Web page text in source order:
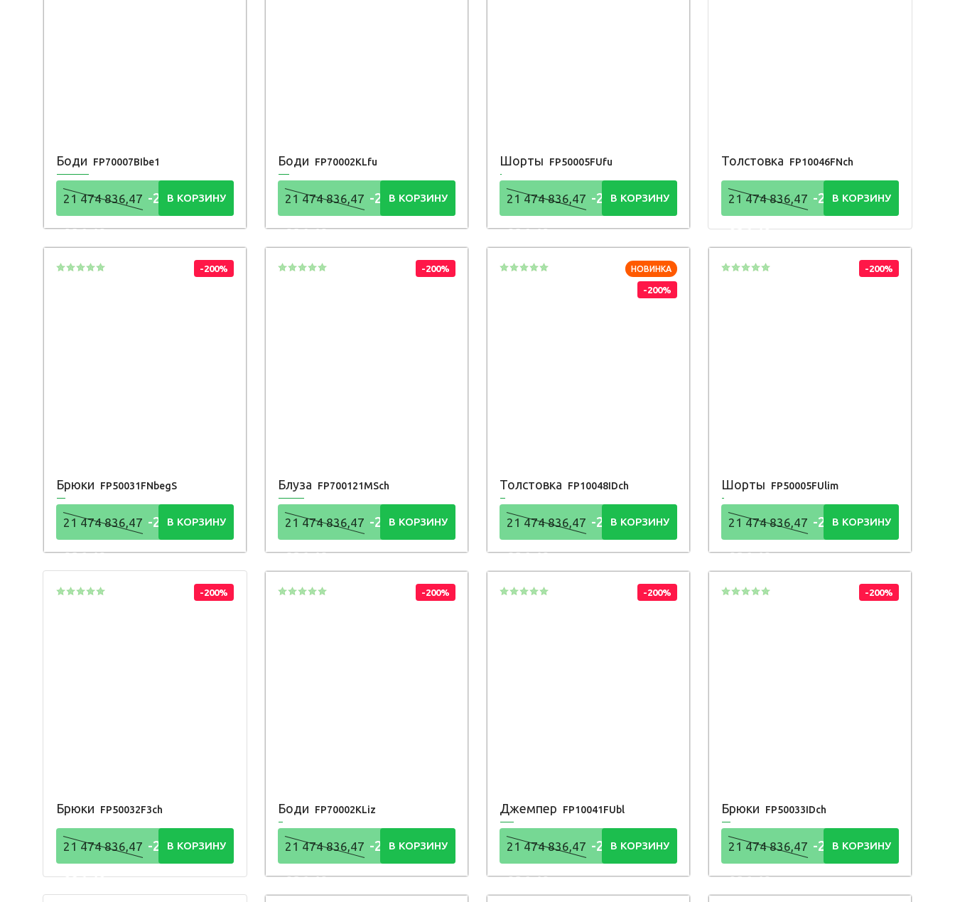
Боди FP70007BIbe1
21 474 836,47 -21 474
836,48Р
В КОРЗИНУ
Боди FP70002KLfu
21 474 836,47 -21 474
836,48Р
В КОРЗИНУ
Шорты FP50005FUfu
21 474 836,47 -21 474
836,48Р
В КОРЗИНУ
Толстовка FP10046FNch
21 474 836,47 -21 474
836,48Р
В КОРЗИНУ
-200%
Брюки FP50031FNbegS
21 474 836,47 -21 474
836,48Р
В КОРЗИНУ
-200%
Блуза FP700121MSch
21 474 836,47 -21 474
836,48Р
В КОРЗИНУ
НОВИНКА
-200%
Толстовка FP10048IDch
21 474 836,47 -21 474
836,48Р
В КОРЗИНУ
-200%
Шорты FP50005FUlim
21 474 836,47 -21 474
836,48Р
В КОРЗИНУ
-200%
Брюки FP50032F3ch
21 474 836,47 -21 474
836,48Р
В КОРЗИНУ
-200%
Боди FP70002KLiz
21 474 836,47 -21 474
836,48Р
В КОРЗИНУ
-200%
Джемпер FP10041FUbl
21 474 836,47 -21 474
836,48Р
В КОРЗИНУ
-200%
Брюки FP50033IDch
21 474 836,47 -21 474
836,48Р
В КОРЗИНУ